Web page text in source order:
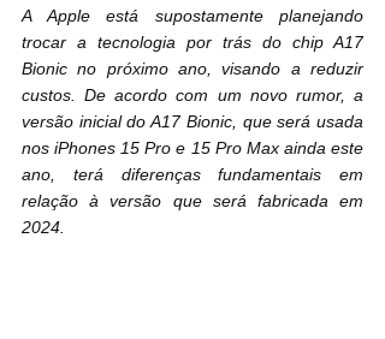
A Apple está supostamente planejando
trocar a tecnologia por trás do chip A17
Bionic no próximo ano, visando a reduzir
custos. De acordo com um novo rumor, a
versão inicial do A17 Bionic, que será usada
nos iPhones 15 Pro e 15 Pro Max ainda este
ano, terá diferenças fundamentais em
relação à versão que será fabricada em
2024.